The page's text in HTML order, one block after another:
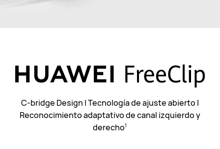
C-bridge Design | Tecnología de ajuste abierto |
Reconocimiento adaptativo de canal izquierdo y
derecho1